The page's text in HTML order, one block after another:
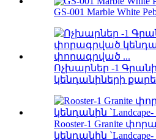
GS-001 Marble White
Ոչխարներ -1
կենդանիների
Rooster-1 Granite
կենդանին